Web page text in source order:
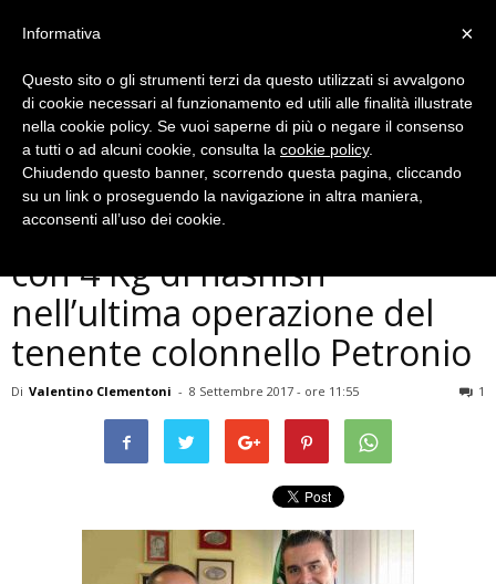
Cronaca
Terni, 2 nordafricani presi
con 4 Kg di hashish
nell’ultima operazione del
tenente colonnello Petronio
Di Valentino Clementoni - 8 Settembre 2017 - ore 11:55 1
×
Informativa
Questo sito o gli strumenti terzi da questo utilizzati si avvalgono
di cookie necessari al funzionamento ed utili alle finalità illustrate
nella cookie policy. Se vuoi saperne di più o negare il consenso
a tutti o ad alcuni cookie, consulta la cookie policy.
Chiudendo questo banner, scorrendo questa pagina, cliccando
su un link o proseguendo la navigazione in altra maniera,
acconsenti all’uso dei cookie.